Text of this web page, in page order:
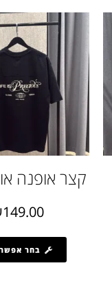
קצר אופנה
149.00
בחר